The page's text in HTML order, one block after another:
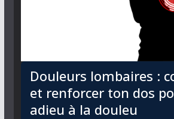
Douleurs lombaires :
et renforcer ton dos
adieu à la douleu